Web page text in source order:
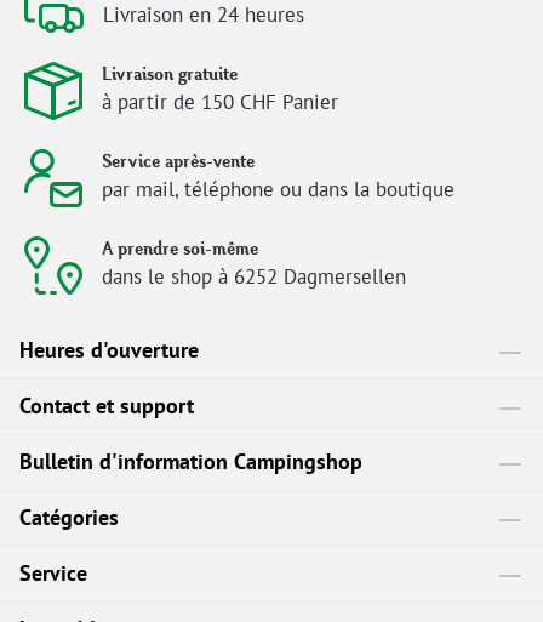
Livraison en 24 heures
Livraison gratuite
à partir de 150 CHF Panier
Service après-vente
par mail, téléphone ou dans la boutique
A prendre soi-même
dans le shop à 6252 Dagmersellen
Heures d'ouverture
Contact et support
Bulletin d'information Campingshop
Catégories
Service